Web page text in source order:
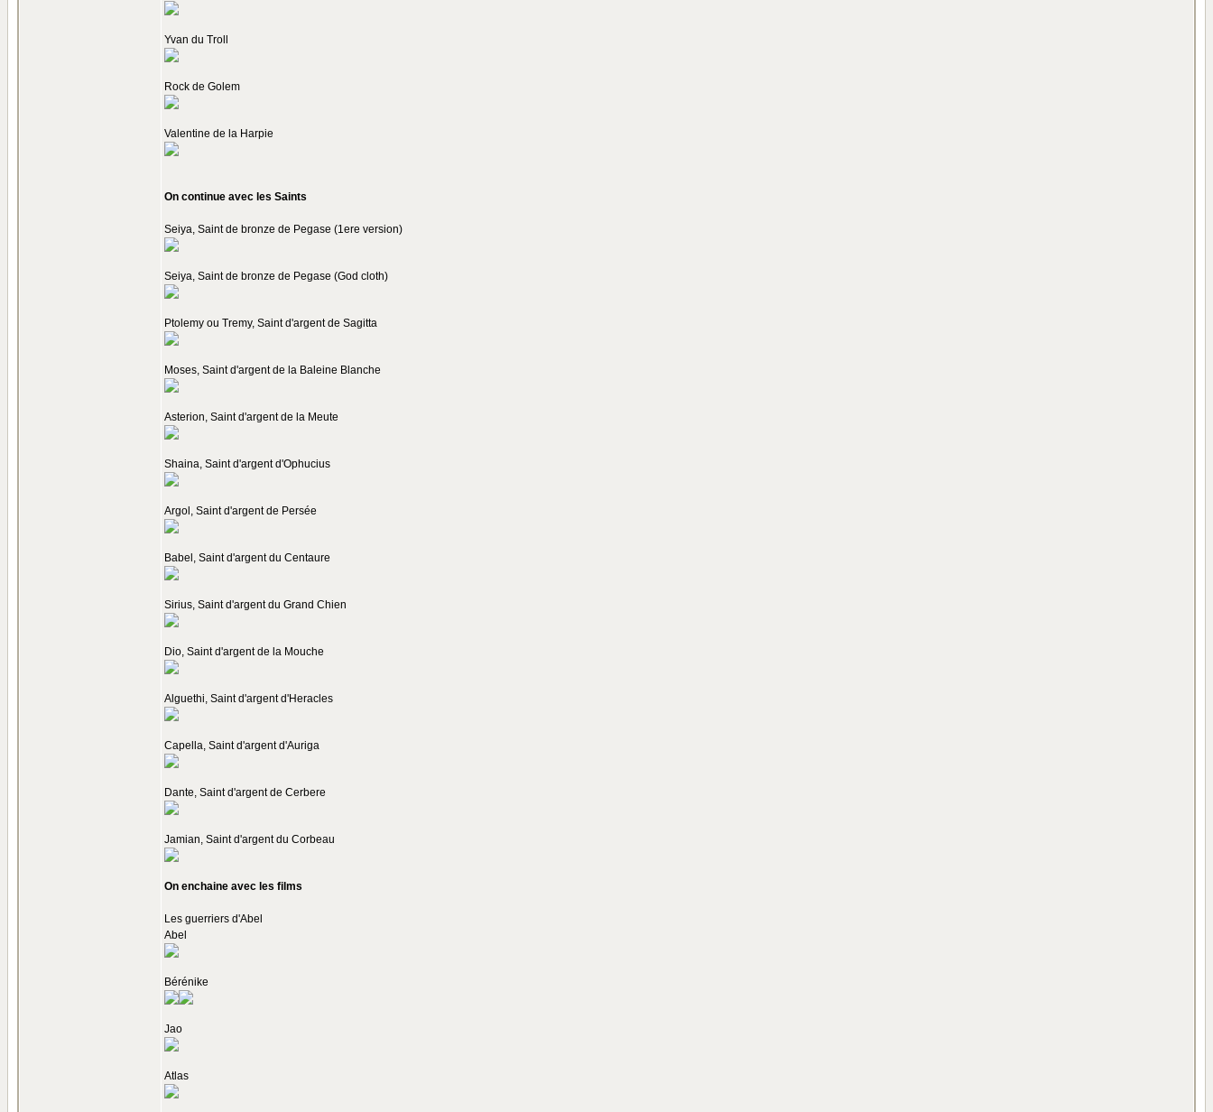
Yvan du Troll
Rock de Golem
Valentine de la Harpie
On continue avec les Saints
Seiya, Saint de bronze de Pegase (1ere version)
Seiya, Saint de bronze de Pegase (God cloth)
Ptolemy ou Tremy, Saint d'argent de Sagitta
Moses, Saint d'argent de la Baleine Blanche
Asterion, Saint d'argent de la Meute
Shaina, Saint d'argent d'Ophucius
Argol, Saint d'argent de Persée
Babel, Saint d'argent du Centaure
Sirius, Saint d'argent du Grand Chien
Dio, Saint d'argent de la Mouche
Alguethi, Saint d'argent d'Heracles
Capella, Saint d'argent d'Auriga
Dante, Saint d'argent de Cerbere
Jamian, Saint d'argent du Corbeau
On enchaine avec les films
Les guerriers d'Abel
Abel
Bérénike
Jao
Atlas